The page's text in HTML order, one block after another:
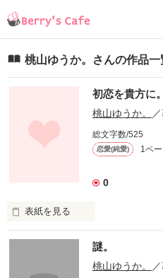
桃山ゆうか。さんの作品一
初恋を貴方に。
桃山ゆうか。
総文字数/525
恋愛(純愛) 1ペ
0
表紙を見る
入学式で優香は二つ上の先輩に
謎。
桃山ゆうか。